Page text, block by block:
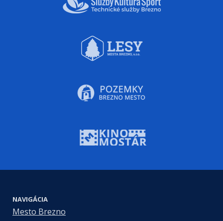
NAVIGÁCIA
Mesto Brezno